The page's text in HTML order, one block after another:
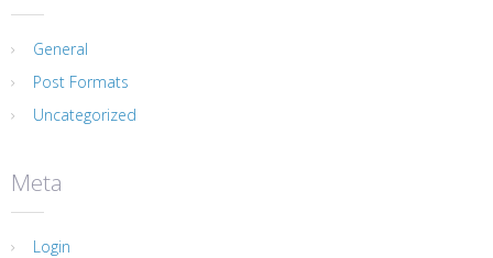
General
Post Formats
Uncategorized
Meta
Login